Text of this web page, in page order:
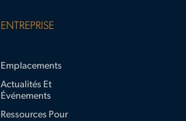
ENTREPRISE
Emplacements
Actualités Et
Événements
Ressources Pour